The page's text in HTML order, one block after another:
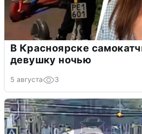
В Красноярске
девушку ночью
5 августа 3